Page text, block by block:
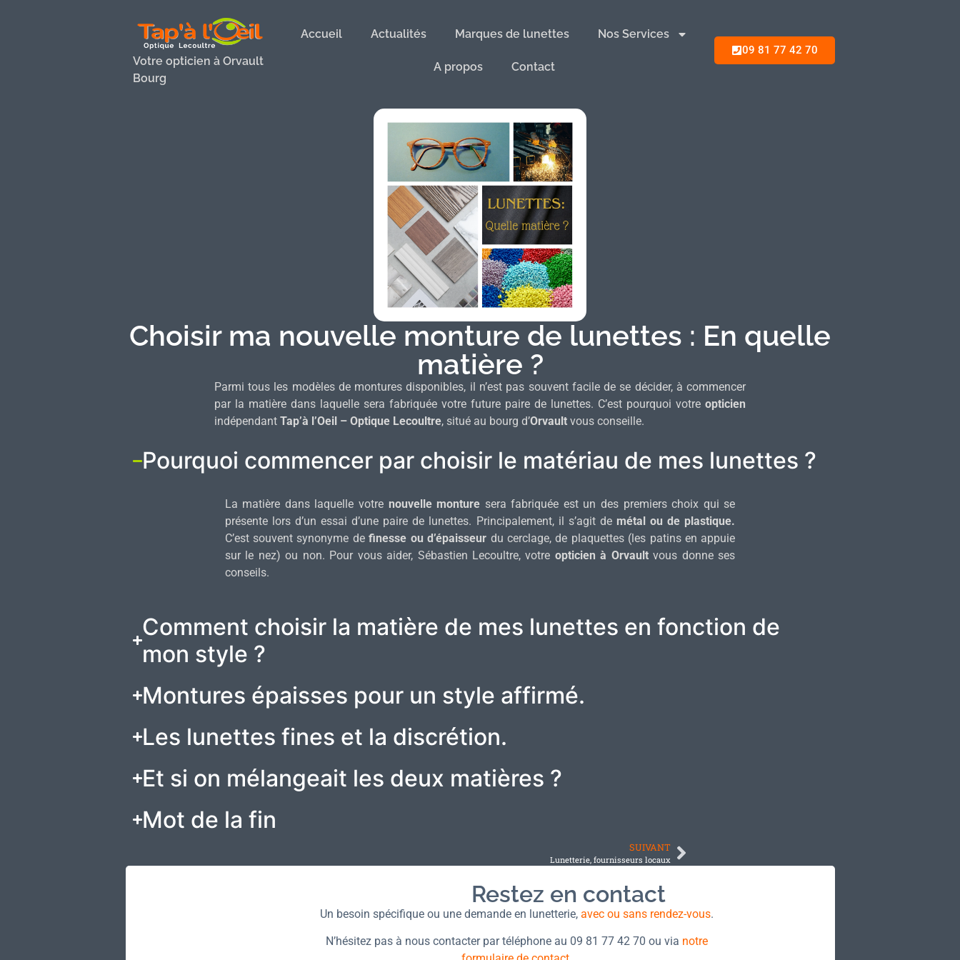
Votre opticien à Orvault
Bourg
Accueil Actualités Marques de lunettes Nos Services
A propos Contact
09 81 77 42 70
Choisir ma nouvelle monture de lunettes : En quelle
matière ?
Parmi tous les modèles de montures disponibles, il n’est pas souvent facile de se décider, à commencer
par la matière dans laquelle sera fabriquée votre future paire de lunettes. C’est pourquoi votreopticien
indépendant Tap’à l’Oeil – Optique Lecoultre, situé au bourg d’Orvaultvous conseille.
Pourquoi commencer par choisir le matériau de mes lunettes ?
La matière dans laquelle votre nouvelle monture sera fabriquée est un des premiers choix qui se
présente lors d’un essai d’une paire de lunettes. Principalement, il s’agit de métal ou de plastique.
C’est souvent synonyme definesse ou d’épaisseur du cerclage, de plaquettes (les patins en appuie
sur le nez) ou non. Pour vous aider, Sébastien Lecoultre, votre opticien à Orvaultvous donne ses
conseils.
Comment choisir la matière de mes lunettes en fonction de
mon style ?
Montures épaisses pour un style affirmé.
Les lunettes fines et la discrétion.
Et si on mélangeait les deux matières ?
Mot de la fin
SUIVANT
Lunetterie, fournisseurs locaux
Restez en contact
Un besoin spécifique ou une demande en lunetterie, avec ou sans rendez-vous.
N’hésitez pas à nous contacter par téléphone au 09 81 77 42 70 ou via notre